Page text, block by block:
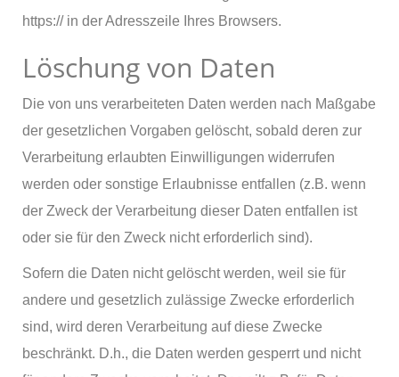
https:// in der Adresszeile Ihres Browsers.
Löschung von Daten
Die von uns verarbeiteten Daten werden nach Maßgabe
der gesetzlichen Vorgaben gelöscht, sobald deren zur
Verarbeitung erlaubten Einwilligungen widerrufen
werden oder sonstige Erlaubnisse entfallen (z.B. wenn
der Zweck der Verarbeitung dieser Daten entfallen ist
oder sie für den Zweck nicht erforderlich sind).
Sofern die Daten nicht gelöscht werden, weil sie für
andere und gesetzlich zulässige Zwecke erforderlich
sind, wird deren Verarbeitung auf diese Zwecke
beschränkt. D.h., die Daten werden gesperrt und nicht